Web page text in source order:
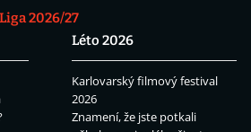
2026/27
Léto 2026
Karlovarský filmový festival
2026
Znamení, že jste potkali